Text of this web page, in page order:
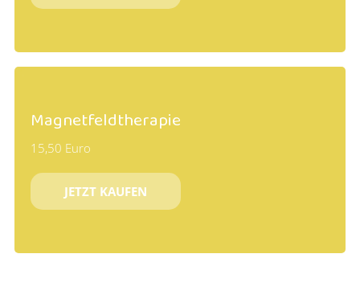
Magnetfeldtherapie
15,50 Euro
JETZT KAUFEN